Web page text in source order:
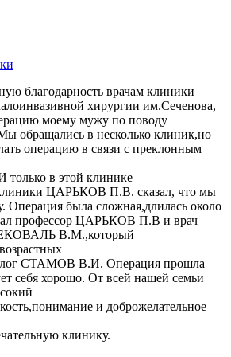
благодарность врачам клиники
хирургии им.Сеченова,
моему мужу по поводу
обращались в несколько клиник,но
операцию в связи с преклонным
в этой клинике
ЦАРЬКОВ П.В. сказал, что мы
Операция была сложная,длилась около
профессор ЦАРЬКОВ П.В и врач
В.М.,который
СТАМОВ В.И. Операция прошла
себя хорошо. От всей нашей семьи
и доброжелательное
клинику.